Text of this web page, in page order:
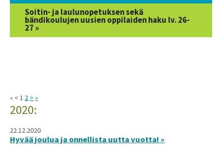
Soitin- ja laulunopetuksen sekä
bändikoulujen uusien oppilaiden haku lv. 26-
27 »
« < 1 2 > »
2020:
22.12.2020
Hyvää joulua ja onnellista uutta vuotta! »